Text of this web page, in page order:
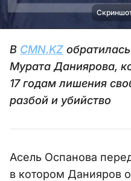
В CMN.KZ
Мурата Даниярова,
17 годам лишения
разбой и убийство
Асель Оспанова
в котором Данияров